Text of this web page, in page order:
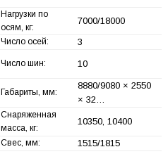
Нагрузки по
осям, кг:
7000/18000
Число осей: 3
Число шин: 10
Габариты, мм:
8880/9080 × 2550
× 32…
Снаряженная
масса, кг:
10350, 10400
Свес, мм: 1515/1815